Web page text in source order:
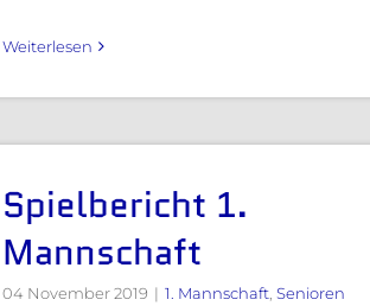
Weiterlesen
Spielbericht 1.
Mannschaft
04 November 2019 | 1. Mannschaft Senioren